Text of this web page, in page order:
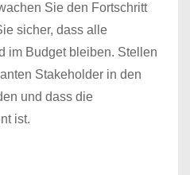
Sie den Fortschritt
sicher, dass alle
im Budget bleiben. Stellen
Stakeholder in den
und dass die
ist.